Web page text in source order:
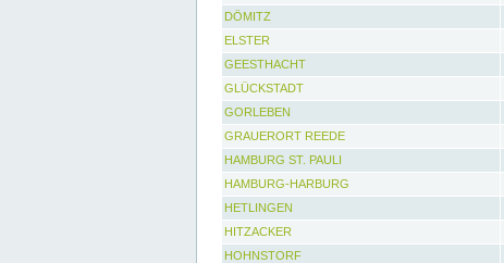
DÖMITZ
ELSTER
GEESTHACHT
GLÜCKSTADT
GORLEBEN
GRAUERORT REEDE
HAMBURG ST. PAULI
HAMBURG-HARBURG
HETLINGEN
HITZACKER
HOHNSTORF